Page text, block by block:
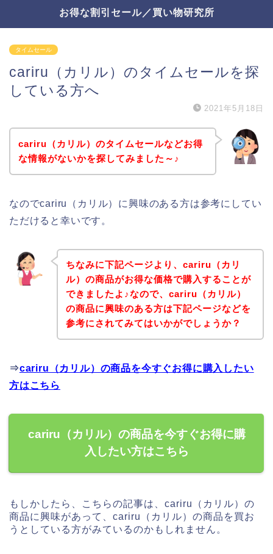
お得な割引セール／買い物研究所
タイムセール
cariru（カリル）のタイムセールを探
している方へ
2021年5月18日
cariru（カリル）のタイムセールなどお得
な情報がないかを探してみました～♪
なのでcariru（カリル）に興味のある方は参考にしてい
ただけると幸いです。
ちなみに下記ページより、cariru（カリ
ル）の商品がお得な価格で購入することが
できましたよ♪なので、cariru（カリル）
の商品に興味のある方は下記ページなどを
参考にされてみてはいかがでしょうか？
⇒cariru（カリル）の商品を今すぐお得に購入したい
方はこちら
cariru（カリル）の商品を今すぐお得に購
入したい方はこちら
もしかしたら、こちらの記事は、cariru（カリル）の
商品に興味があって、cariru（カリル）の商品を買お
うとしている方がみているのかもしれません。